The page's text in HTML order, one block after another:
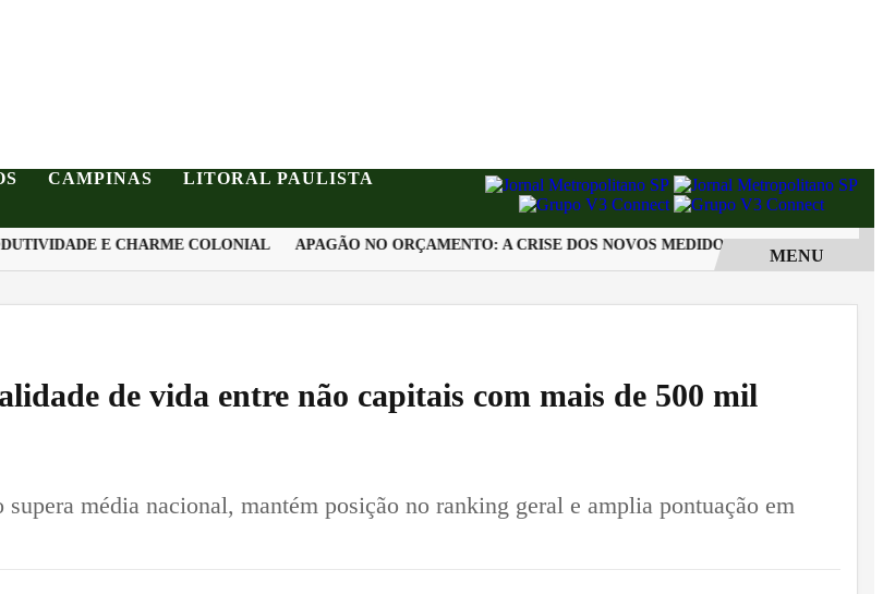
CAMPINAS
LITORAL PAULISTA
E CHARME COLONIAL APAGÃO NO ORÇAMENTO: A CRISE DOS NOVOS MEDIDORES EM SOROCABA
MENU
de vida entre não capitais com mais de 500 mil
média nacional, mantém posição no ranking geral e amplia pontuação em